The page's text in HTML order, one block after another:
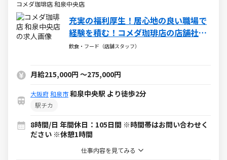
コメダ珈琲店 和泉中央店
充実の福利厚生！居心地の良い職場で
経験を積む！コメダ珈琲店の店舗社員
（正社員）の求人
飲食・フード（店舗スタッフ）
月給215,000円 ～275,000円
大阪府和泉市和泉中央駅 より徒歩2分
駅チカ
8時間/日 年間休日：105日間 ※時間帯はお問い合わせく
ださい ※休憩1時間
仕事内容を見てみる